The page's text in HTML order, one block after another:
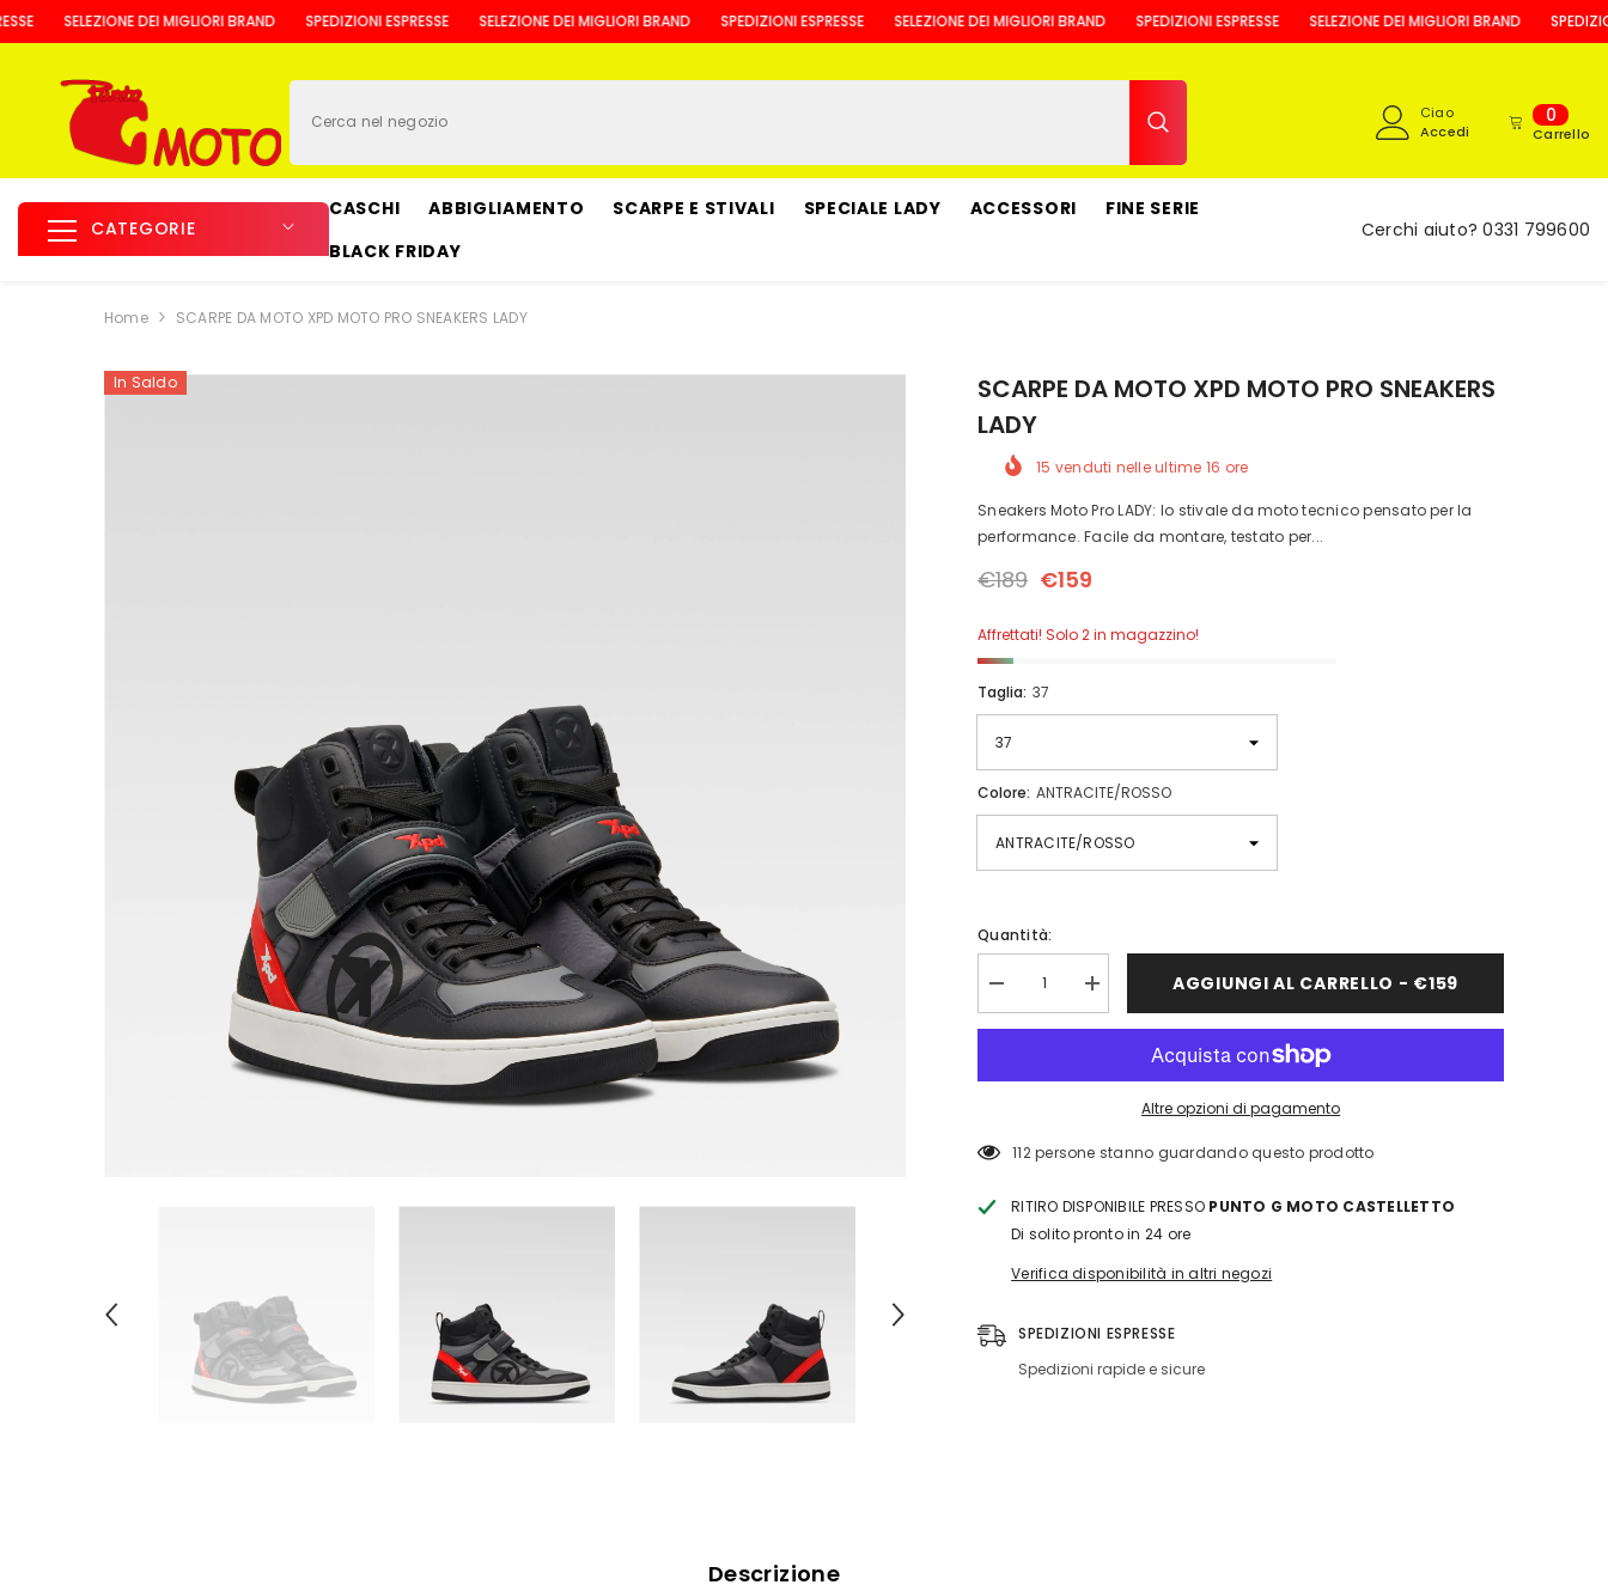
VAI AL CONTENUTO
SELEZIONE DEI MIGLIORI BRAND SPEDIZIONI ESPRESSE SELEZIONE DEI MIGLIORI BRAND SPEDIZIONI ESPRESSE SELEZIONE DEI MIGLIORI BRAND SPEDIZIONI ESPRESSE SELEZIONE DEI MIGLIORI BRAND SPEDIZIONI
00
articoli
Carrello
Ciao
Accedi
CATEGORIE
CASCHI ABBIGLIAMENTO SCARPE E STIVALI SPECIALE LADY ACCESSORI
FINE SERIE
BLACK FRIDAY
Cerchi aiuto?0331 799600
Home SCARPE DA MOTO XPD MOTO PRO SNEAKERS LADY
In Saldo
SCARPE DA MOTO XPD MOTO PRO SNEAKERS
LADY
15 venduti nelle ultime 16 ore
Sneakers Moto Pro LADY: lo stivale da moto tecnico pensato per la
performance. Facile da montare, testato per...
€189 €159
Affrettati! Solo 2 in magazzino!
Taglia: 37
Colore: ANTRACITE/ROSSO
Quantità:
Diminuisci
quantità
per
MOTO
SNEAKERS
Aumenta
quantità
per
MOTO
SNEAKERS
AGGIUNGI AL CARRELLO - €159
Altre opzioni di pagamento
112 persone stanno guardando questo prodotto
RITIRO DISPONIBILE PRESSO PUNTO G MOTO CASTELLETTO
Di solito pronto in 24 ore
Verifica disponibilità in altri negozi
SPEDIZIONI ESPRESSE
Spedizioni rapide e sicure
Descrizione